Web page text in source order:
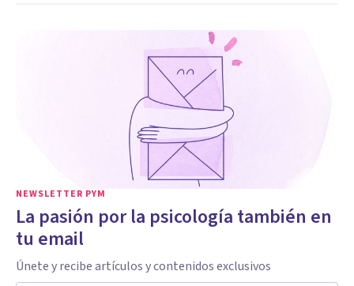
NEWSLETTER PYM
La pasión por la psicología también en
tu email
Únete y recibe artículos y contenidos exclusivos